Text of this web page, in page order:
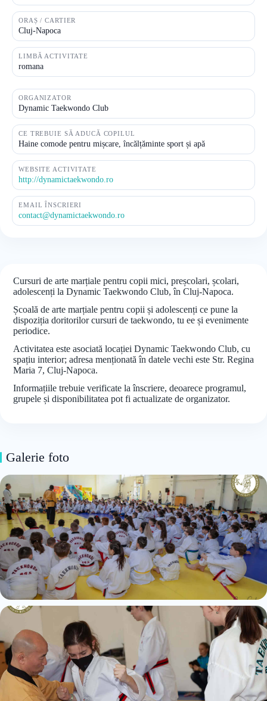
ORAȘ / CARTIER
Cluj-Napoca
LIMBĂ ACTIVITATE
romana
ORGANIZATOR
Dynamic Taekwondo Club
CE TREBUIE SĂ ADUCĂ COPILUL
Haine comode pentru mișcare, încălțăminte sport și apă
WEBSITE ACTIVITATE
http://dynamictaekwondo.ro
EMAIL ÎNSCRIERI
contact@dynamictaekwondo.ro
Cursuri de arte marțiale pentru copii mici, preșcolari, școlari,
adolescenți la Dynamic Taekwondo Club, în Cluj-Napoca.
Școală de arte marțiale pentru copii și adolescenți ce pune la
dispoziția doritorilor cursuri de taekwondo, tu ee și evenimente
periodice.
Activitatea este asociată locației Dynamic Taekwondo Club, cu
spațiu interior; adresa menționată în datele vechi este Str. Regina
Maria 7, Cluj-Napoca.
Informațiile trebuie verificate la înscriere, deoarece programul,
grupele și disponibilitatea pot fi actualizate de organizator.
Galerie foto